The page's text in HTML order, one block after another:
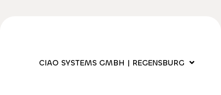
CIAO SYSTEMS GMBH | REGENSBURG